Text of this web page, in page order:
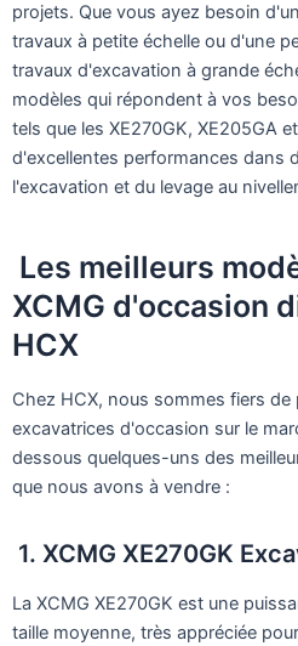
projets. Que vous ayez besoin
travaux à petite échelle ou d'une
travaux d'excavation à grande
modèles qui répondent à vos
tels que les XE270GK, XE205GA
d'excellentes performances dans
l'excavation et du levage au
Les meilleurs
XCMG d'occasion
HCX
Chez HCX, nous sommes fiers de
excavatrices d'occasion sur le
dessous quelques-uns des
que nous avons à vendre :
1. XCMG XE270GK
La XCMG XE270GK est une
taille moyenne, très appréciée